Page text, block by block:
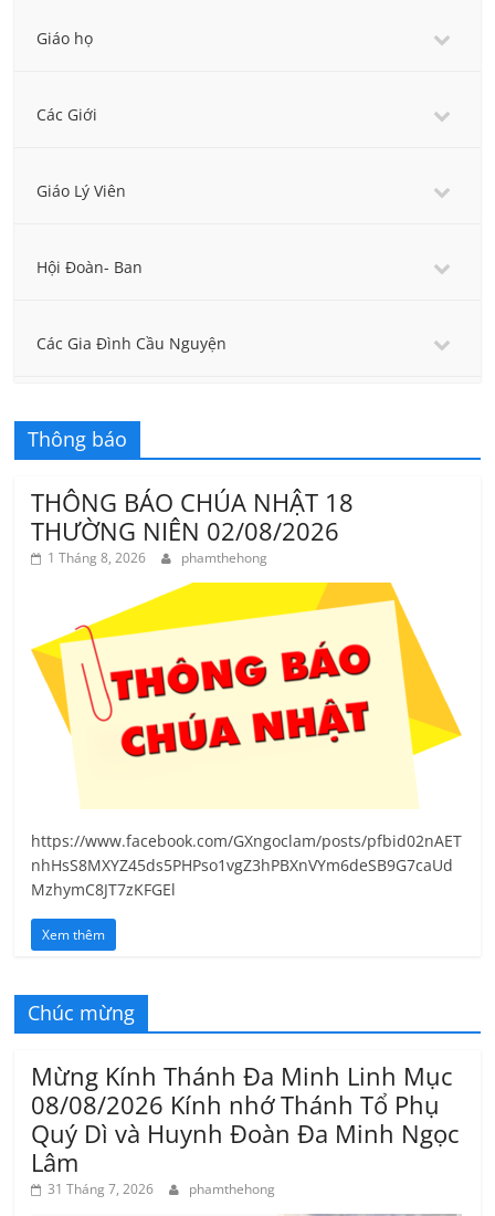
Giáo họ
Các Giới
Giáo Lý Viên
Hội Đoàn- Ban
Các Gia Đình Cầu Nguyện
Thông báo
THÔNG BÁO CHÚA NHẬT 18
THƯỜNG NIÊN 02/08/2026
1 Tháng 8, 2026 phamthehong
https://www.facebook.com/GXngoclam/posts/pfbid02nAET
nhHsS8MXYZ45ds5PHPso1vgZ3hPBXnVYm6deSB9G7caUd
MzhymC8JT7zKFGEl
Xem thêm
Chúc mừng
Mừng Kính Thánh Đa Minh Linh Mục
08/08/2026 Kính nhớ Thánh Tổ Phụ
Quý Dì và Huynh Đoàn Đa Minh Ngọc
Lâm
31 Tháng 7, 2026 phamthehong